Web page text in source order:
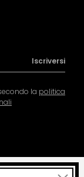
la politica
Iscriversi